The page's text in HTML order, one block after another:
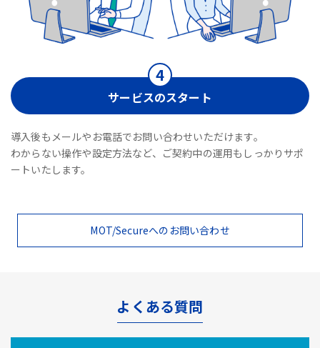
サービスのスタート
導入後もメールやお電話でお問い合わせいただけます。
わからない操作や設定方法など、ご契約中の運用もしっかりサポ
ートいたします。
MOT/Secureへのお問い合わせ
よくある質問